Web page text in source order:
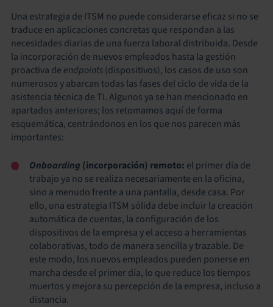
Una estrategia de ITSM no puede considerarse eficaz si no se
traduce en aplicaciones concretas que respondan a las
necesidades diarias de una fuerza laboral distribuida. Desde
la incorporación de nuevos empleados hasta la gestión
proactiva de endpoints(dispositivos), los casos de uso son
numerosos y abarcan todas las fases del ciclo de vida de la
asistencia técnica de TI. Algunos ya se han mencionado en
apartados anteriores; los retomamos aquí de forma
esquemática, centrándonos en los que nos parecen más
importantes:
Onboarding (incorporación) remoto: el primer día de
trabajo ya no se realiza necesariamente en la oficina,
sino a menudo frente a una pantalla, desde casa. Por
ello, una estrategia ITSM sólida debe incluir la creación
automática de cuentas, la configuración de los
dispositivos de la empresa y el acceso a herramientas
colaborativas, todo de manera sencilla y trazable. De
este modo, los nuevos empleados pueden ponerse en
marcha desde el primer día, lo que reduce los tiempos
muertos y mejora su percepción de la empresa, incluso a
distancia.